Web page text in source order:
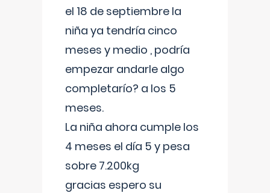
el 18 de septiembre la
niña ya tendría cinco
meses y medio , podría
empezar andarle algo
completarío? a los 5
meses.
La niña ahora cumple los
4 meses el día 5 y pesa
sobre 7.200kg
gracias espero su